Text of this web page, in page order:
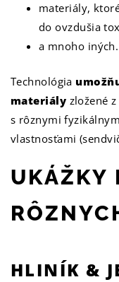
materiály,
do ovzdušia
a mnoho iných.
Technológia
materiály zložené
s rôznymi
vlastnosťami
UKÁŽKY
HLINÍK &